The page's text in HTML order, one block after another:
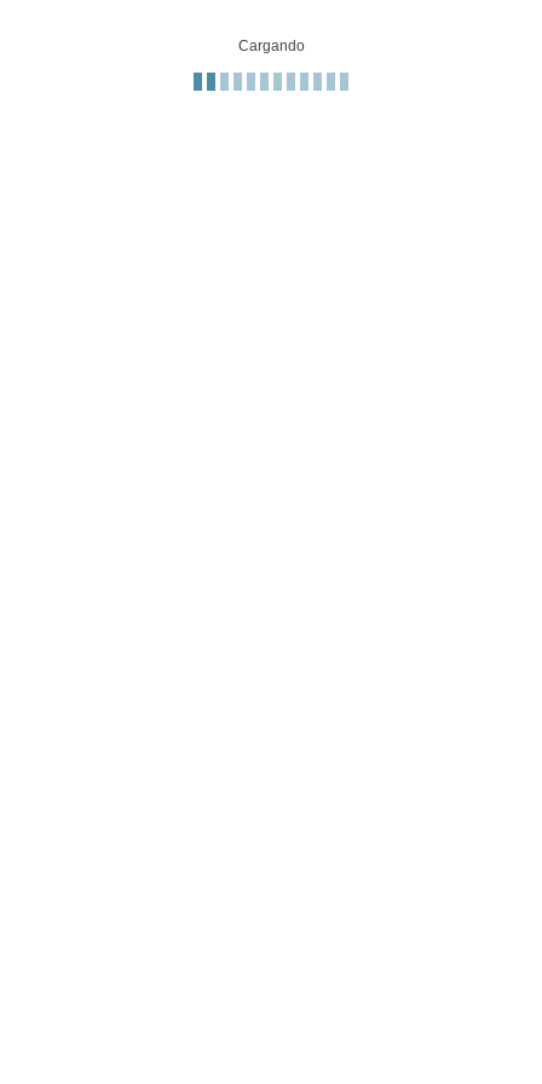
Cargando